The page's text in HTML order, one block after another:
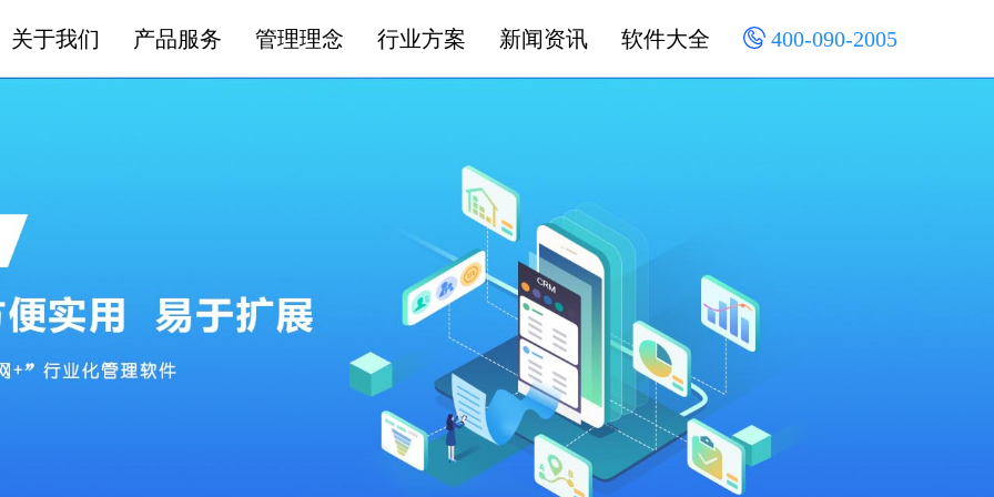
关于我们 产品服务 管理理念 行业方案 新闻资讯 软件大全 400-090-2005